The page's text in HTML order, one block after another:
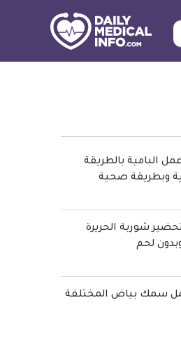
البامية بالطريقة
وبطريقة صحية
شوربة الحريرة
لحم
سمك بياض المختلفة